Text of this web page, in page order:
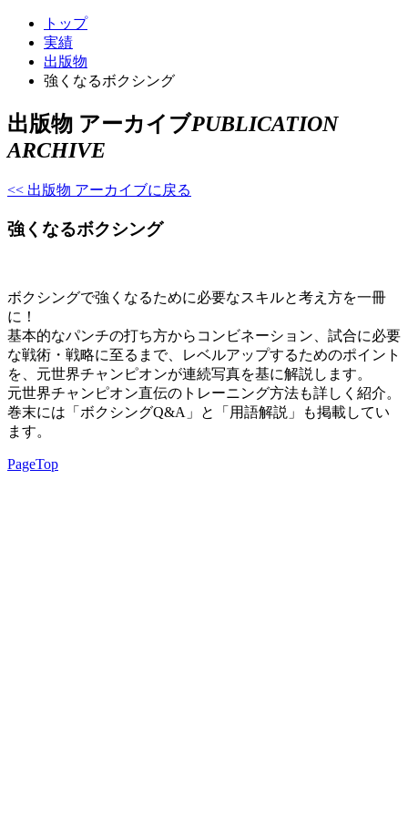
トップ
実績
出版物
強くなるボクシング
出版物 アーカイブPUBLICATION
ARCHIVE
<< 出版物 アーカイブに戻る
強くなるボクシング
ボクシングで強くなるために必要なスキルと考え方を一冊
に！
基本的なパンチの打ち方からコンビネーション、試合に必要
な戦術・戦略に至るまで、レベルアップするためのポイント
を、元世界チャンピオンが連続写真を基に解説します。
元世界チャンピオン直伝のトレーニング方法も詳しく紹介。
巻末には「ボクシングQ&A」と「用語解説」も掲載してい
ます。
PageTop